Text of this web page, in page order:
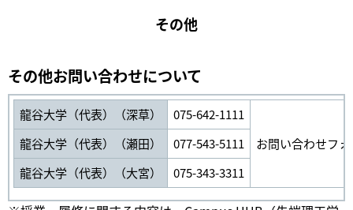
その他
その他お問い合わせについて
龍谷大学（代表）（深草）
075-642-1111
お問い合わせフ
龍谷大学（代表）（瀬田）
077-543-5111
龍谷大学（代表）（大宮）
075-343-3311